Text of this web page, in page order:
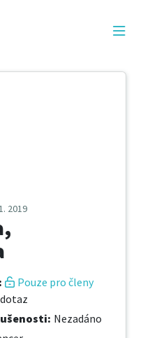
2019
:
Pouze pro členy
: Nezadáno